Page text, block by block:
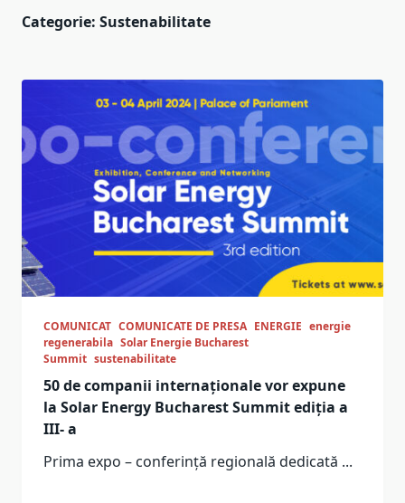
Categorie: Sustenabilitate
COMUNICAT COMUNICATE DE PRESA ENERGIE energie
regenerabila Solar Energie Bucharest
Summit sustenabilitate
50 de companii internaționale vor expune
la Solar Energy Bucharest Summit ediția a
III- a
Prima expo – conferință regională dedicată ...